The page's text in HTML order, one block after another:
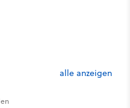
alle anzeigen